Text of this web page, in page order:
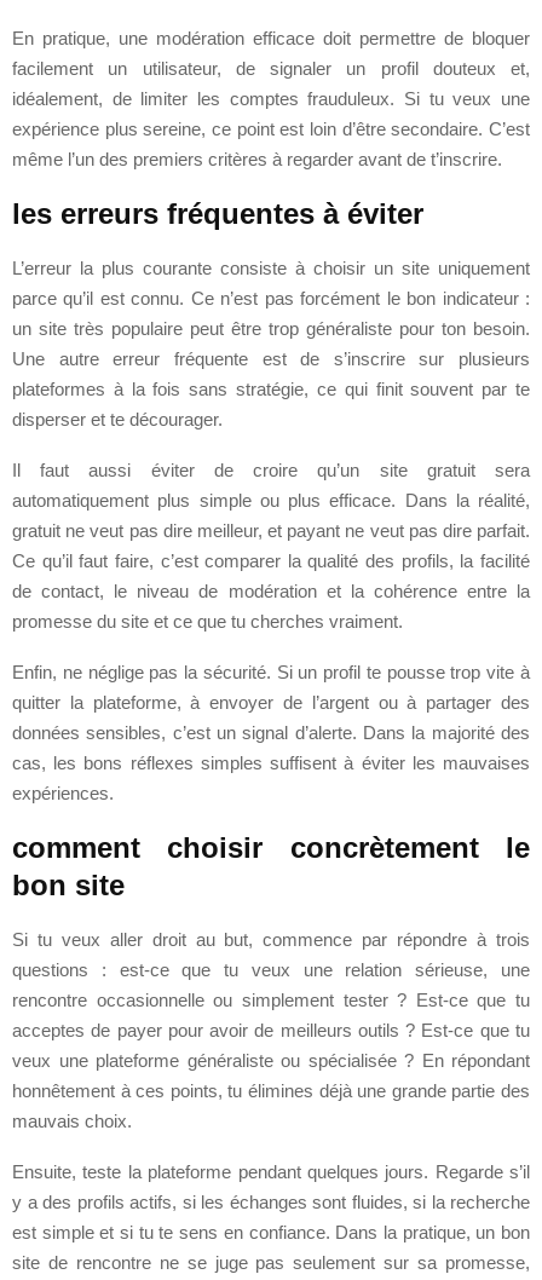
En pratique, une modération efficace doit permettre de bloquer
facilement un utilisateur, de signaler un profil douteux et,
idéalement, de limiter les comptes frauduleux. Si tu veux une
expérience plus sereine, ce point est loin d’être secondaire. C’est
même l’un des premiers critères à regarder avant de t’inscrire.
les erreurs fréquentes à éviter
L’erreur la plus courante consiste à choisir un site uniquement
parce qu’il est connu. Ce n’est pas forcément le bon indicateur :
un site très populaire peut être trop généraliste pour ton besoin.
Une autre erreur fréquente est de s’inscrire sur plusieurs
plateformes à la fois sans stratégie, ce qui finit souvent par te
disperser et te décourager.
Il faut aussi éviter de croire qu’un site gratuit sera
automatiquement plus simple ou plus efficace. Dans la réalité,
gratuit ne veut pas dire meilleur, et payant ne veut pas dire parfait.
Ce qu’il faut faire, c’est comparer la qualité des profils, la facilité
de contact, le niveau de modération et la cohérence entre la
promesse du site et ce que tu cherches vraiment.
Enfin, ne néglige pas la sécurité. Si un profil te pousse trop vite à
quitter la plateforme, à envoyer de l’argent ou à partager des
données sensibles, c’est un signal d’alerte. Dans la majorité des
cas, les bons réflexes simples suffisent à éviter les mauvaises
expériences.
comment choisir concrètement le
bon site
Si tu veux aller droit au but, commence par répondre à trois
questions : est-ce que tu veux une relation sérieuse, une
rencontre occasionnelle ou simplement tester ? Est-ce que tu
acceptes de payer pour avoir de meilleurs outils ? Est-ce que tu
veux une plateforme généraliste ou spécialisée ? En répondant
honnêtement à ces points, tu élimines déjà une grande partie des
mauvais choix.
Ensuite, teste la plateforme pendant quelques jours. Regarde s’il
y a des profils actifs, si les échanges sont fluides, si la recherche
est simple et si tu te sens en confiance. Dans la pratique, un bon
site de rencontre ne se juge pas seulement sur sa promesse,